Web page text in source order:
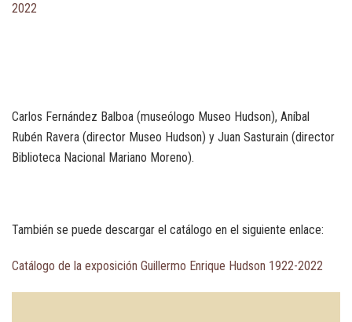
2022
Carlos Fernández Balboa (museólogo Museo Hudson), Aníbal
Rubén Ravera (director Museo Hudson) y Juan Sasturain (director
Biblioteca Nacional Mariano Moreno).
También se puede descargar el catálogo en el siguiente enlace:
Catálogo de la exposición Guillermo Enrique Hudson 1922-2022